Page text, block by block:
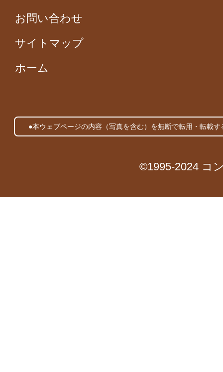
お問い合わせ
サイトマップ
ホーム
●本ウェブページの内容（写真を含む）を無断で転用・転載
©1995-2024 コ